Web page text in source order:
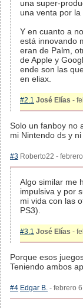
una super-
una venta por
Y en cuanto a
está innovando
eran de Palm,
de Apple y
ende son las
en eliax.
#2.1 José Elías -
Solo un fanboy no
mi Nintendo ds y
#3 Roberto22 -
Algo similar me
impulsiva y por
mi vida con las
PS3).
#3.1 José Elías -
Porque esos
Teniendo ambos
#4 Edgar B. - febrero